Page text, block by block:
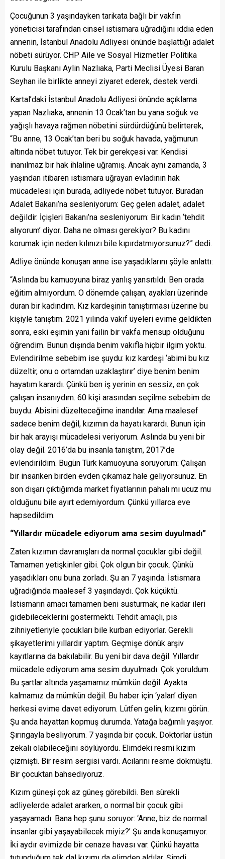
Çocuğunun 3 yaşındayken tarikata bağlı bir vakfın
yöneticisi tarafından cinsel istismara uğradığını iddia eden
annenin, İstanbul Anadolu Adliyesi önünde başlattığı adalet
nöbeti sürüyor. CHP Aile ve Sosyal Hizmetler Politika
Kurulu Başkanı Aylin Nazlıaka, Parti Meclisi Üyesi Baran
Seyhan ile birlikte anneyi ziyaret ederek, destek verdi.
Kartal’daki İstanbul Anadolu Adliyesi önünde açıklama
yapan Nazlıaka, annenin 13 Ocak’tan bu yana soğuk ve
yağışlı havaya rağmen nöbetini sürdürdüğünü belirterek,
“Bu anne, 13 Ocak’tan beri bu soğuk havada, yağmurun
altında nöbet tutuyor. Tek bir gerekçesi var. Kendisi
inanılmaz bir hak ihlaline uğramış. Ancak aynı zamanda, 3
yaşından itibaren istismara uğrayan evladının hak
mücadelesi için burada, adliyede nöbet tutuyor. Buradan
Adalet Bakanı’na sesleniyorum: Geç gelen adalet, adalet
değildir. İçişleri Bakanı’na sesleniyorum: Bir kadın ‘tehdit
alıyorum’ diyor. Daha ne olması gerekiyor? Bu kadını
korumak için neden kılınızı bile kıpırdatmıyorsunuz?” dedi.
Adliye önünde konuşan anne ise yaşadıklarını şöyle anlattı:
“Aslında bu kamuoyuna biraz yanlış yansıtıldı. Ben orada
eğitim almıyordum. O dönemde çalışan, ayakları üzerinde
duran bir kadındım. Kız kardeşinin tanıştırması üzerine bu
kişiyle tanıştım. 2021 yılında vakıf üyeleri evime geldikten
sonra, eski eşimin yani failin bir vakfa mensup olduğunu
öğrendim. Bunun dışında benim vakıfla hiçbir ilgim yoktu.
Evlendirilme sebebim ise şuydu: kız kardeşi ‘abimi bu kız
düzeltir, onu o ortamdan uzaklaştırır’ diye benim benim
hayatım karardı. Çünkü ben iş yerinin en sessiz, en çok
çalışan insanıydım. 60 kişi arasından seçilme sebebim de
buydu. Abisini düzelteceğime inandılar. Ama maalesef
sadece benim değil, kızımın da hayatı karardı. Bunun için
bir hak arayışı mücadelesi veriyorum. Aslında bu yeni bir
olay değil. 2016’da bu insanla tanıştım, 2017’de
evlendirildim. Bugün Türk kamuoyuna soruyorum: Çalışan
bir insanken birden evden çıkamaz hale geliyorsunuz. En
son dışarı çıktığımda market fiyatlarının pahalı mı ucuz mu
olduğunu bile ayırt edemiyordum. Çünkü yıllarca eve
hapsedildim.
“Yıllardır mücadele ediyorum ama sesim duyulmadı”
Zaten kızımın davranışları da normal çocuklar gibi değil.
Tamamen yetişkinler gibi. Çok olgun bir çocuk. Çünkü
yaşadıkları onu buna zorladı. Şu an 7 yaşında. İstismara
uğradığında maalesef 3 yaşındaydı. Çok küçüktü.
İstismarın amacı tamamen beni susturmak, ne kadar ileri
gidebileceklerini göstermekti. Tehdit amaçlı, pis
zihniyetleriyle çocukları bile kurban ediyorlar. Gerekli
şikayetlerimi yıllardır yaptım. Geçmişe dönük arşiv
kayıtlarına da bakılabilir. Bu yeni bir dava değil. Yıllardır
mücadele ediyorum ama sesim duyulmadı. Çok yoruldum.
Bu şartlar altında yaşamamız mümkün değil. Ayakta
kalmamız da mümkün değil. Bu haber için ‘yalan’ diyen
herkesi evime davet ediyorum. Lütfen gelin, kızımı görün.
Şu anda hayattan kopmuş durumda. Yatağa bağımlı yaşıyor.
Şırıngayla besliyorum. 7 yaşında bir çocuk. Doktorlar üstün
zekalı olabileceğini söylüyordu. Elimdeki resmi kızım
çizmişti. Bir resim sergisi vardı. Acılarını resme dökmüştü.
Bir çocuktan bahsediyoruz.
Kızım güneşi çok az güneş görebildi. Ben sürekli
adliyelerde adalet ararken, o normal bir çocuk gibi
yaşayamadı. Bana hep şunu soruyor: ‘Anne, biz de normal
insanlar gibi yaşayabilecek miyiz?’ Şu anda konuşamıyor.
İki aydır evimizde bir cenaze havası var. Çünkü hayatta